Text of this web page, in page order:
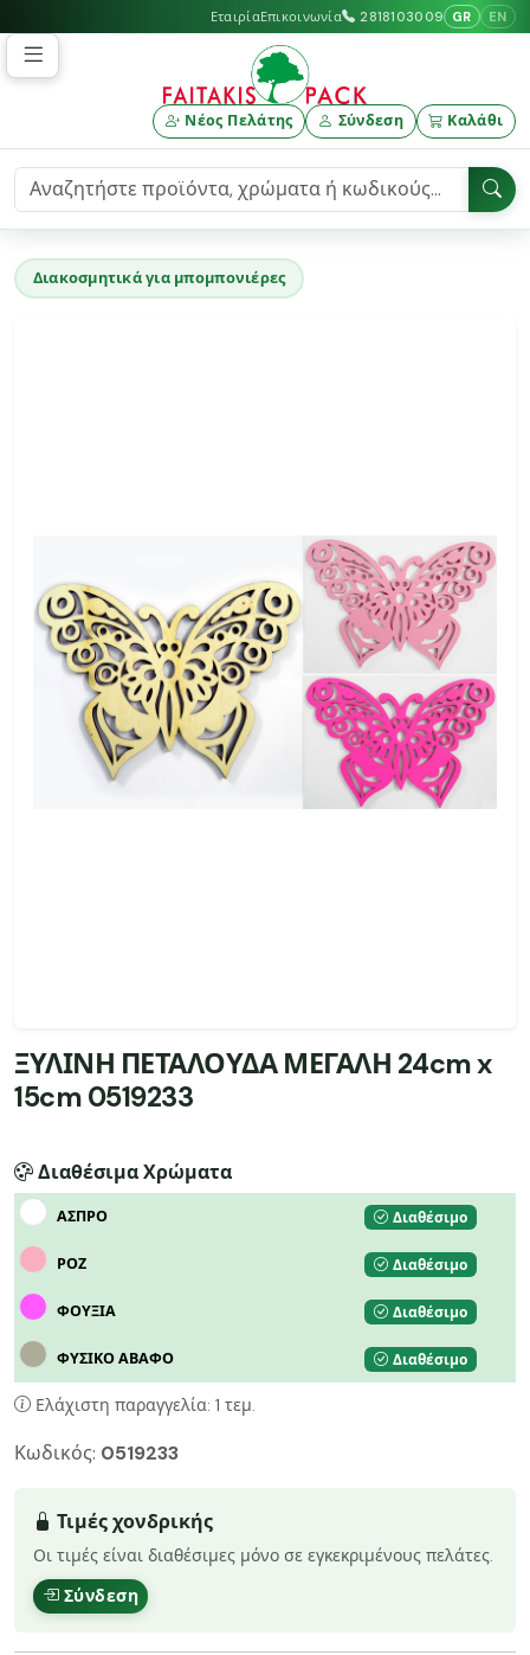
ΕταιρίαΕπικοινωνία 2818103009 GR EN
Νέος Πελάτης Σύνδεση Καλάθι
Διακοσμητικά για μπομπονιέρες
ΞΥΛΙΝΗ ΠΕΤΑΛΟΥΔΑ ΜΕΓΑΛΗ 24cm x
15cm 0519233
Διαθέσιμα Χρώματα
ΑΣΠΡΟ Διαθέσιμο
ΡΟΖ Διαθέσιμο
ΦΟΥΞΙΑ Διαθέσιμο
ΦΥΣΙΚΟ ΑΒΑΦΟ Διαθέσιμο
Ελάχιστη παραγγελία: 1 τεμ.
Κωδικός: 0519233
Τιμές χονδρικής
Οι τιμές είναι διαθέσιμες μόνο σε εγκεκριμένους πελάτες.
Σύνδεση